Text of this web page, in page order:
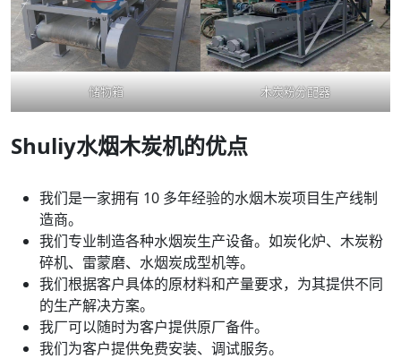
储物箱 木炭粉分配器
Shuliy水烟木炭机的优点
我们是一家拥有 10 多年经验的水烟木炭项目生产线制
造商。
我们专业制造各种水烟炭生产设备。如炭化炉、木炭粉
碎机、雷蒙磨、水烟炭成型机等。
我们根据客户具体的原材料和产量要求，为其提供不同
的生产解决方案。
我厂可以随时为客户提供原厂备件。
我们为客户提供免费安装、调试服务。